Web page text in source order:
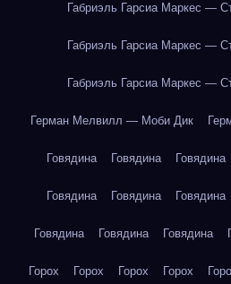
Габриэль Гарсиа Маркес —
Габриэль Гарсиа Маркес —
Габриэль Гарсиа Маркес —
Герман Мелвилл — Моби Дик
Говядина Говядина Говядина
Говядина Говядина Говядина
Говядина Говядина Говядина
Горох Горох Горох Горох